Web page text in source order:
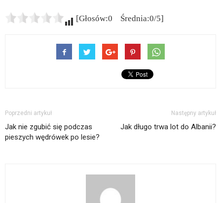
[Głosów:0 Średnia:0/5]
Poprzedni artykuł
Jak nie zgubić się podczas
pieszych wędrówek po lesie?
Następny artykuł
Jak długo trwa lot do Albanii?